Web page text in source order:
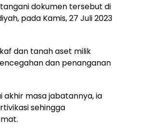
dokumen tersebut di
pada Kamis, 27 Juli 2023
dan tanah aset milik
dan penanganan
akhir masa jabatannya, ia
sehingga